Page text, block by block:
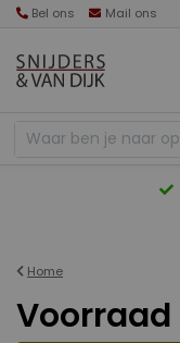
Bel ons Mail ons
Home
Voorraad